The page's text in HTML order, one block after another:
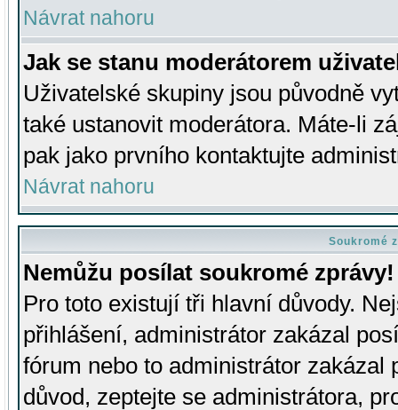
Návrat nahoru
Jak se stanu moderátorem
Uživatelské skupiny jsou původně
také ustanovit moderátora. Máte-li
pak jako prvního kontaktujte
Návrat nahoru
Soukromé
Nemůžu posílat soukromé zprávy!
Pro toto existují tři hlavní důvody.
přihlášení, administrátor zakázal
fórum nebo to administrátor zakázal
důvod, zeptejte se administrátora,